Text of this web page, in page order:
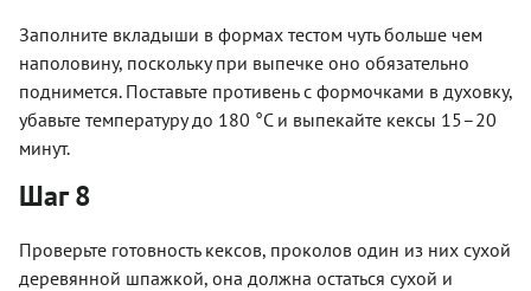
Заполните вкладыши в формах тестом чуть больше чем
наполовину, поскольку при выпечке оно обязательно
поднимется. Поставьте противень с формочками в духовку,
убавьте температуру до 180 °C и выпекайте кексы 15–20
минут.
Шаг 8
Проверьте готовность кексов, проколов один из них сухой
деревянной шпажкой, она должна остаться сухой и